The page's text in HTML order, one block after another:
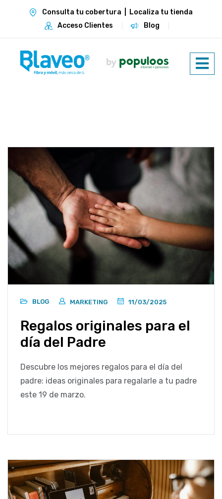
Consulta tu cobertura
Localiza tu tienda
Acceso Clientes
Blog
BLOG MARKETING 11/03/2025
Regalos originales para el
día del Padre
Descubre los mejores regalos para el día del
padre: ideas originales para regalarle a tu padre
este 19 de marzo.